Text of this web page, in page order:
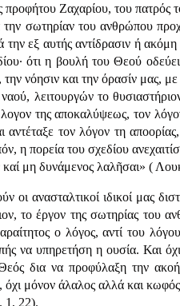
προφήτου Ζαχαρίου, του
σωτηρίαν του ανθρώπου
την εξ αυτής αντίδρασιν ή
ότι η βουλή του Θεού
νόησιν και την όρασίν μας,
λειτουργών το
της αποκαλύψεως, τον
τον λόγον τη
η πορεία του σχεδίου
μη δυνάμενος λαλῆσαι» (
οι ανασταλτικοί ιδικοί μας
το έργον της σωτηρίας του
ο λόγος, αντί του
να υπηρετήση η ουσία. Και
δια να προφύλαξη την
όχι μόνον άλαλος αλλά και
1, 22).